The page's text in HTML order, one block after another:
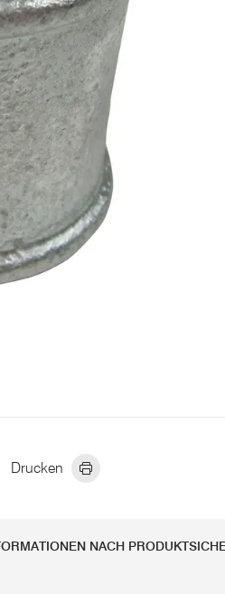
Drucken
NACH